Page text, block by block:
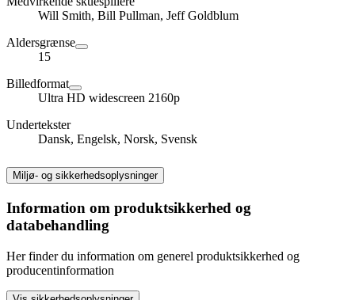
Will Smith, Bill Pullman, Jeff Goldblum
Aldersgrænse
15
Billedformat
Ultra HD widescreen 2160p
Undertekster
Dansk, Engelsk, Norsk, Svensk
Miljø- og sikkerhedsoplysninger
Information om produktsikkerhed og
databehandling
Her finder du information om generel produktsikkerhed og
producentinformation